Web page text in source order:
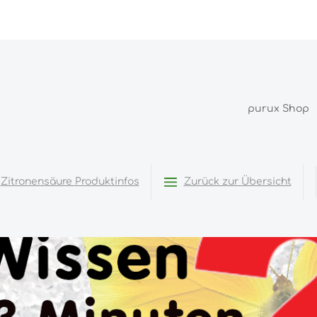
purux Shop
Zitronensäure Produktinfos Zurück zur Übersicht